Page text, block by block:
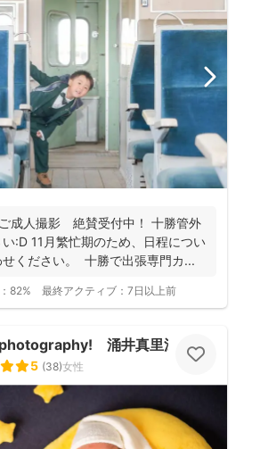
成人撮影 絶賛受付中！ 十勝管外
:D 11月繁忙期のため、日程につい
ください。 十勝で出張専門カ...
82% 最終アクティブ： 7日以上前
涌井真里江
5 (38)女性